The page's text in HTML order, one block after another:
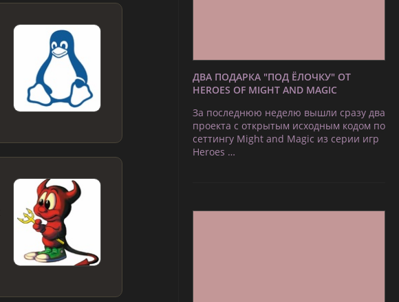
ДВА ПОДАРКА "ПОД ЁЛОЧКУ" ОТ
HEROES OF MIGHT AND MAGIC
За последнюю неделю вышли сразу два
проекта с открытым исходным кодом по
сеттингу Might and Magic из серии игр
Heroes …